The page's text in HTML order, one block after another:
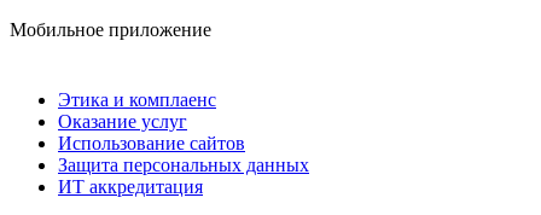
Мобильное приложение
Этика и комплаенс
Оказание услуг
Использование сайтов
Защита персональных данных
ИТ аккредитация